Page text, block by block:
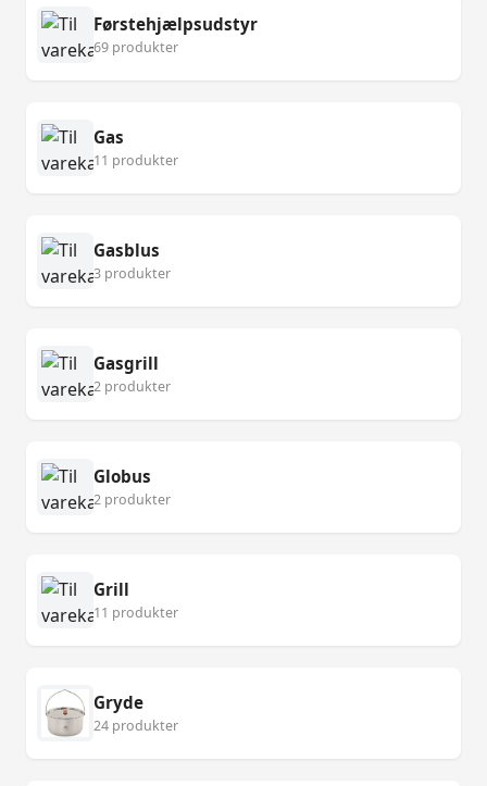
Førstehjælpsudstyr
69 produkter
Gas
11 produkter
Gasblus
3 produkter
Gasgrill
2 produkter
Globus
2 produkter
Grill
11 produkter
Gryde
24 produkter